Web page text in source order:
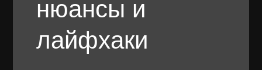
нюансы и
лайфхаки